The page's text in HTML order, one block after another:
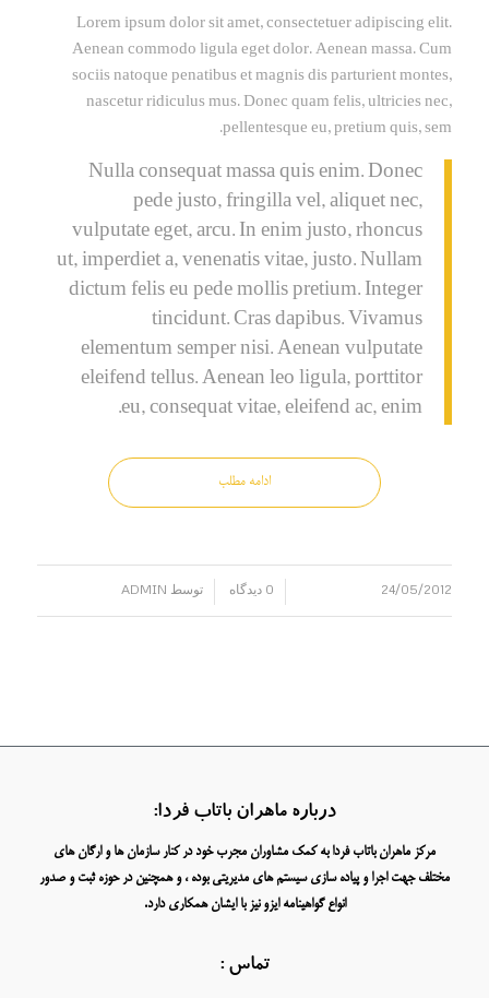
Lorem ipsum dolor sit amet, consectetuer adipiscing elit.
Aenean commodo ligula eget dolor. Aenean massa. Cum
sociis natoque penatibus et magnis dis parturient montes,
nascetur ridiculus mus. Donec quam felis, ultricies nec,
pellentesque eu, pretium quis, sem.
Nulla consequat massa quis enim. Donec
pede justo, fringilla vel, aliquet nec,
vulputate eget, arcu. In enim justo, rhoncus
ut, imperdiet a, venenatis vitae, justo. Nullam
dictum felis eu pede mollis pretium. Integer
tincidunt. Cras dapibus. Vivamus
elementum semper nisi. Aenean vulputate
eleifend tellus. Aenean leo ligula, porttitor
eu, consequat vitae, eleifend ac, enim.
ادامه مطلب
24/05/2012 0 دیدگاه توسط ADMIN
درباره ماهران باتاب فردا:
مرکز ماهران باتاب فردا به کمک مشاوران مجرب خود در کنار سازمان ها و ارگان های
مختلف جهت اجرا و پیاده سازی سیستم های مدیریتی بوده ، و همچنین در حوزه ثبت و صدور
انواع گواهینامه ایزو نیز با ایشان همکاری دارد.
تماس :